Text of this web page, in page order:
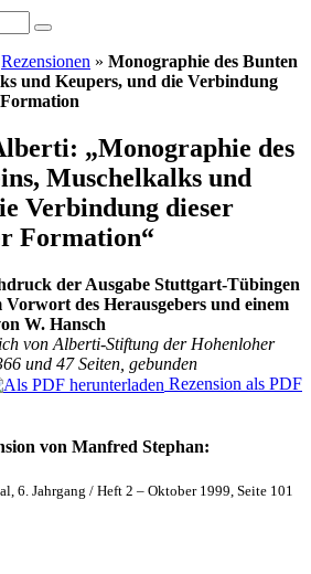
Rezensionen » Monographie des Bunten
und Keupers, und die Verbindung
„Monographie des
Muschelkalks und
Verbindung dieser
Formation“
der Ausgabe Stuttgart-Tübingen
des Herausgebers und einem
W. Hansch
von Alberti-Stiftung der Hohenloher
und 47 Seiten, gebunden
Rezension als PDF
von Manfred Stephan:
6. Jahrgang / Heft 2 – Oktober 1999, Seite 101